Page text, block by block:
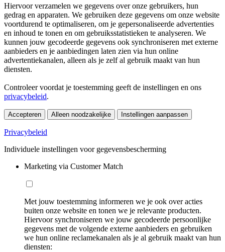
Hiervoor verzamelen we gegevens over onze gebruikers, hun
gedrag en apparaten. We gebruiken deze gegevens om onze website
voortdurend te optimaliseren, om je gepersonaliseerde advertenties
en inhoud te tonen en om gebruiksstatistieken te analyseren. We
kunnen jouw gecodeerde gegevens ook synchroniseren met externe
aanbieders en je aanbiedingen laten zien via hun online
advertentiekanalen, alleen als je zelf al gebruik maakt van hun
diensten.
Controleer voordat je toestemming geeft de instellingen en ons
privacybeleid.
Accepteren Alleen noodzakelijke Instellingen aanpassen
Privacybeleid
Individuele instellingen voor gegevensbescherming
Marketing via Customer Match
Met jouw toestemming informeren we je ook over acties
buiten onze website en tonen we je relevante producten.
Hiervoor synchroniseren we jouw gecodeerde persoonlijke
gegevens met de volgende externe aanbieders en gebruiken
we hun online reclamekanalen als je al gebruik maakt van hun
diensten: